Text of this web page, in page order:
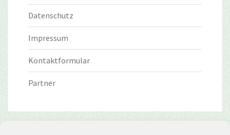
Datenschutz
Impressum
Kontaktformular
Partner